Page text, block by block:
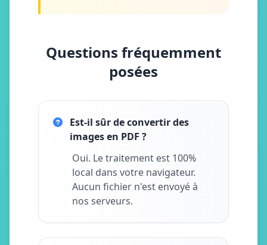
Questions fréquemment
posées
Est-il sûr de convertir des
images en PDF ?
Oui. Le traitement est 100%
local dans votre navigateur.
Aucun fichier n'est envoyé à
nos serveurs.